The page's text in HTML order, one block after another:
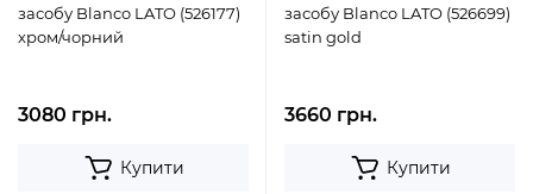
засобу Blanco LATO (526177)
хром/чорний
3080 грн.
Купити
засобу Blanco LATO (526699)
satin gold
3660 грн.
Купити